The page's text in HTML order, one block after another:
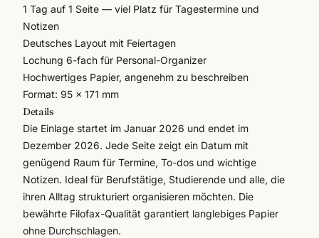
1 Tag auf 1 Seite — viel Platz für Tagestermine und
Notizen
Deutsches Layout mit Feiertagen
Lochung 6-fach für Personal-Organizer
Hochwertiges Papier, angenehm zu beschreiben
Format: 95 × 171 mm
Details
Die Einlage startet im Januar 2026 und endet im
Dezember 2026. Jede Seite zeigt ein Datum mit
genügend Raum für Termine, To-dos und wichtige
Notizen. Ideal für Berufstätige, Studierende und alle, die
ihren Alltag strukturiert organisieren möchten. Die
bewährte Filofax-Qualität garantiert langlebiges Papier
ohne Durchschlagen.